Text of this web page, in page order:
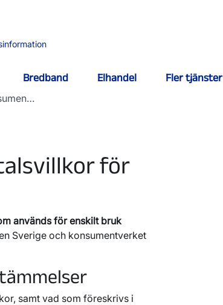
Bredband Elhandel Fler tjänster
för
används för enskilt bruk
Sverige och konsumentverket
samt vad som föreskrivs i